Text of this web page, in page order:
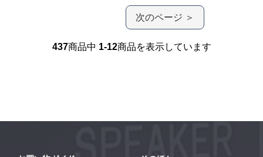
次のページ ＞
437商品中 1-12商品を表示しています